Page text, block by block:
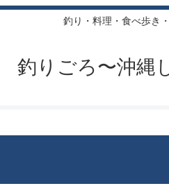
釣り・料理・食べ歩き
釣りごろ〜沖縄